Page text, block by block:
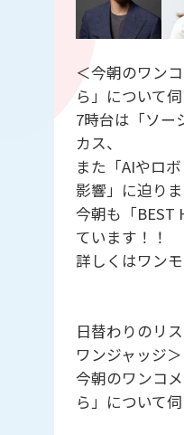
＜今朝のワン
ら」について
7時台は「ソー
カス、
また「AIやロ
影響」に迫りま
今朝も「BEST
ています！！
詳しくはワン
日替わりのリ
ワンジャッジ＞
今朝のワンコ
ら」について伺